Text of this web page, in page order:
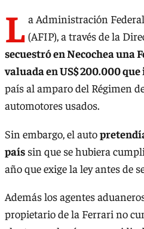
L a Administración
(AFIP), a través de la
secuestró en Necochea una
valuada en US$ 200.000
país al amparo del Régimen
automotores usados.
Sin embargo, el auto
país sin que se hubiera
año que exige la ley antes de
Además los agentes
propietario de la Ferrari no